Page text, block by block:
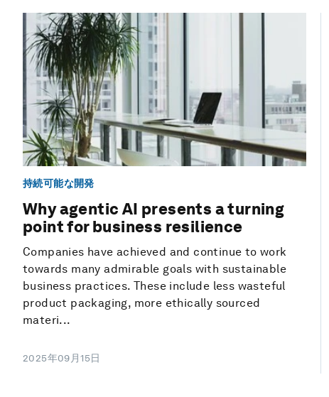
持続可能な開発
Why agentic AI presents a turning
point for business resilience
Companies have achieved and continue to work
towards many admirable goals with sustainable
business practices. These include less wasteful
product packaging, more ethically sourced
materi...
2025年09月15日